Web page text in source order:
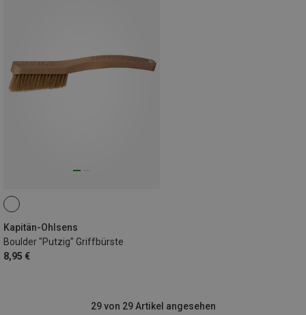
Kapitän-Ohlsens
Boulder "Putzig" Griffbürste
8,95 €
29 von 29 Artikel angesehen